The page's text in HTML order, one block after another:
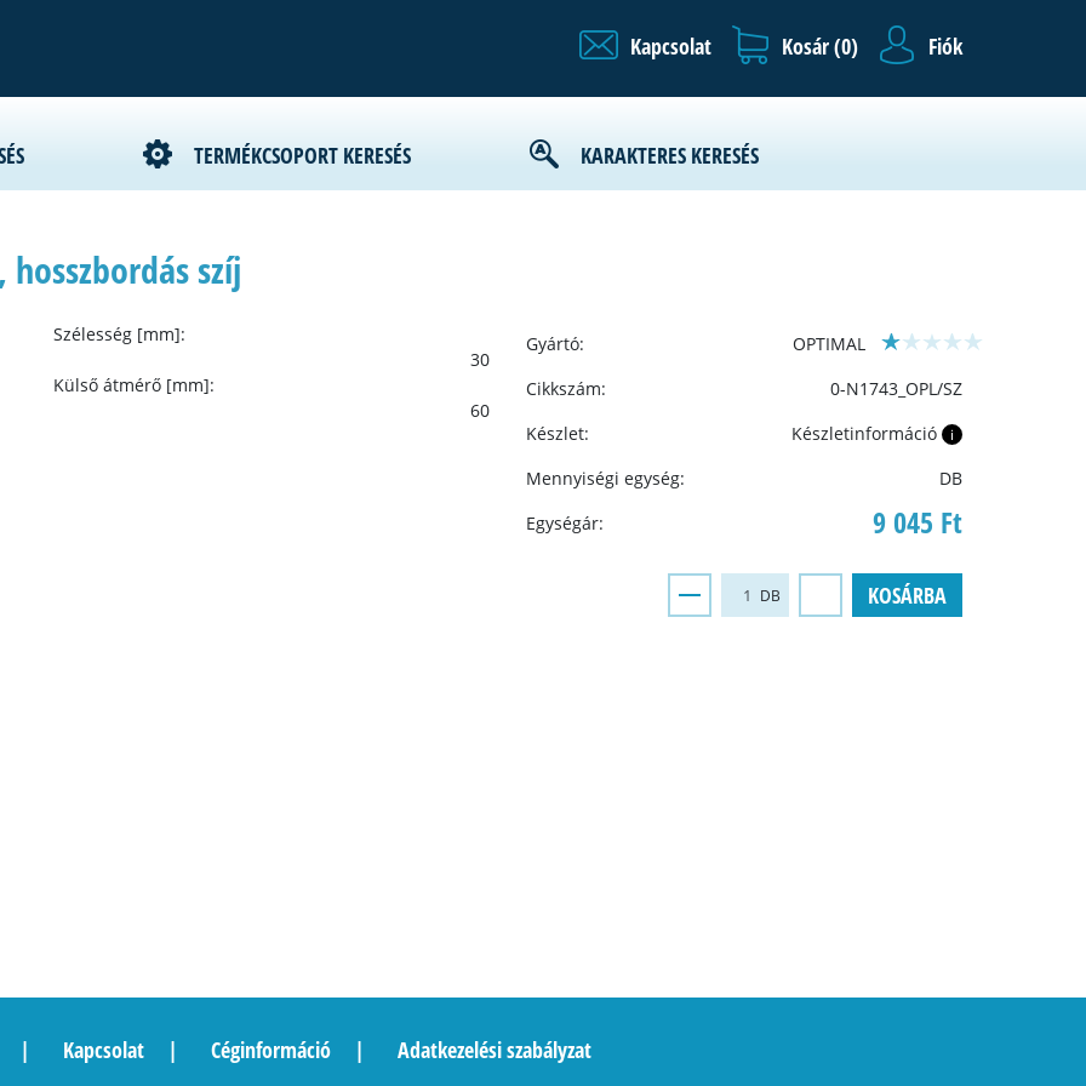
Kapcsolat Kosár (0) Fiók
TERMÉKCSOPORT KERESÉS KARAKTERES KERESÉS
hosszbordás szíj
Szélesség [mm]:
30
Külső átmérő [mm]:
60
Gyártó:
OPTIMAL
Cikkszám:
0-N1743_OPL/SZ
Készlet:
Készletinformáció i
Mennyiségi egység:
DB
Egységár:
9 045 Ft
DB KOSÁRBA
Kapcsolat Céginformáció Adatkezelési szabályzat